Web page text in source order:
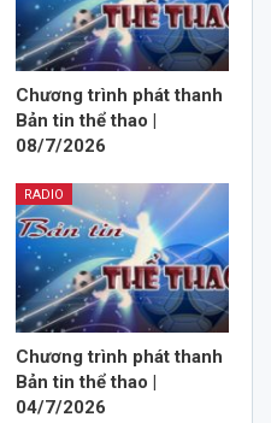
Chương trình phát thanh
Bản tin thể thao |
08/7/2026
RADIO
Chương trình phát thanh
Bản tin thể thao |
04/7/2026